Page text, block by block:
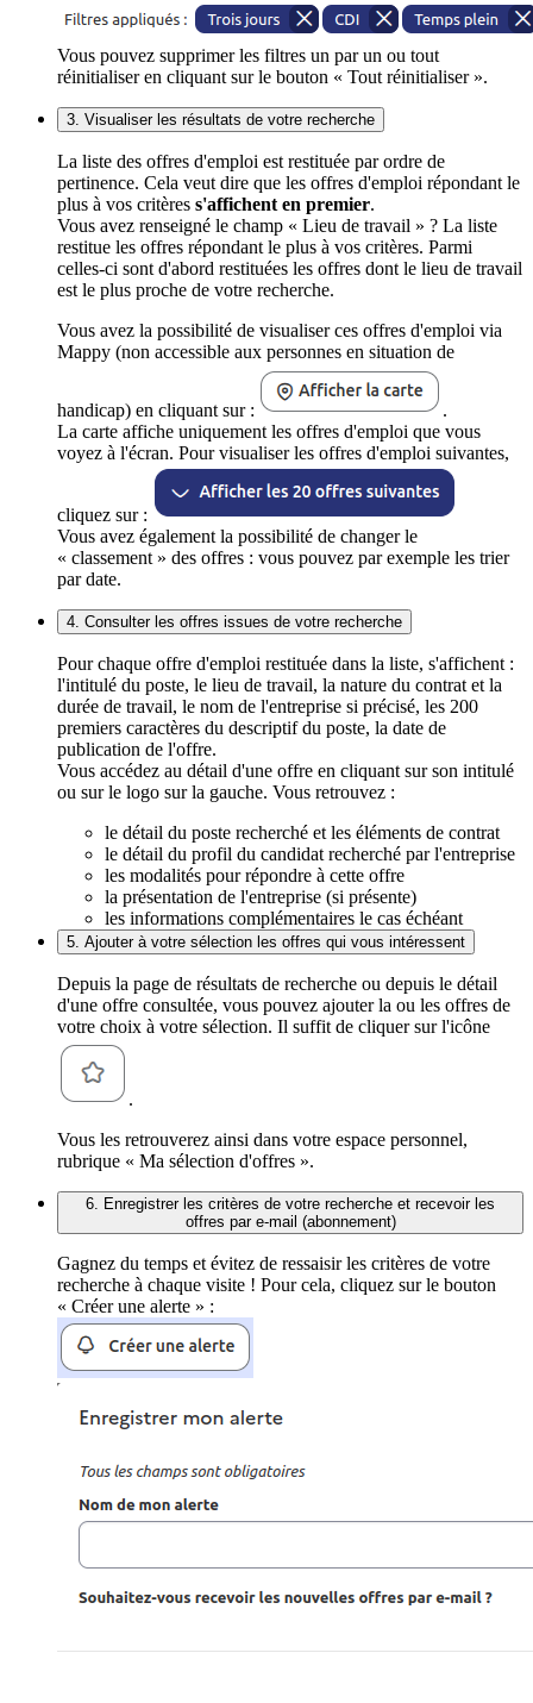
Vous pouvez supprimer les filtres un par un ou tout
réinitialiser en cliquant sur le bouton « Tout réinitialiser ».
3. Visualiser les résultats de votre recherche
La liste des offres d'emploi est restituée par ordre de
pertinence. Cela veut dire que les offres d'emploi répondant le
plus à vos critères s'affichent en premier.
Vous avez renseigné le champ « Lieu de travail » ? La liste
restitue les offres répondant le plus à vos critères. Parmi
celles-ci sont d'abord restituées les offres dont le lieu de travail
est le plus proche de votre recherche.
Vous avez la possibilité de visualiser ces offres d'emploi via
Mappy (non accessible aux personnes en situation de
handicap) en cliquant sur :
.
La carte affiche uniquement les offres d'emploi que vous
voyez à l'écran. Pour visualiser les offres d'emploi suivantes,
cliquez sur :
Vous avez également la possibilité de changer le
« classement » des offres : vous pouvez par exemple les trier
par date.
4. Consulter les offres issues de votre recherche
Pour chaque offre d'emploi restituée dans la liste, s'affichent :
l'intitulé du poste, le lieu de travail, la nature du contrat et la
durée de travail, le nom de l'entreprise si précisé, les 200
premiers caractères du descriptif du poste, la date de
publication de l'offre.
Vous accédez au détail d'une offre en cliquant sur son intitulé
ou sur le logo sur la gauche. Vous retrouvez :
le détail du poste recherché et les éléments de contrat
le détail du profil du candidat recherché par l'entreprise
les modalités pour répondre à cette offre
la présentation de l'entreprise (si présente)
les informations complémentaires le cas échéant
5. Ajouter à votre sélection les offres qui vous intéressent
Depuis la page de résultats de recherche ou depuis le détail
d'une offre consultée, vous pouvez ajouter la ou les offres de
votre choix à votre sélection. Il suffit de cliquer sur l'icône
.
Vous les retrouverez ainsi dans votre espace personnel,
rubrique « Ma sélection d'offres ».
6. Enregistrer les critères de votre recherche et recevoir les
offres par e-mail (abonnement)
Gagnez du temps et évitez de ressaisir les critères de votre
recherche à chaque visite ! Pour cela, cliquez sur le bouton
« Créer une alerte » :